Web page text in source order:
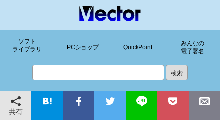
ソフト
ライブラリ
PCショップ QuickPoint
みんなの
電子署名
共有